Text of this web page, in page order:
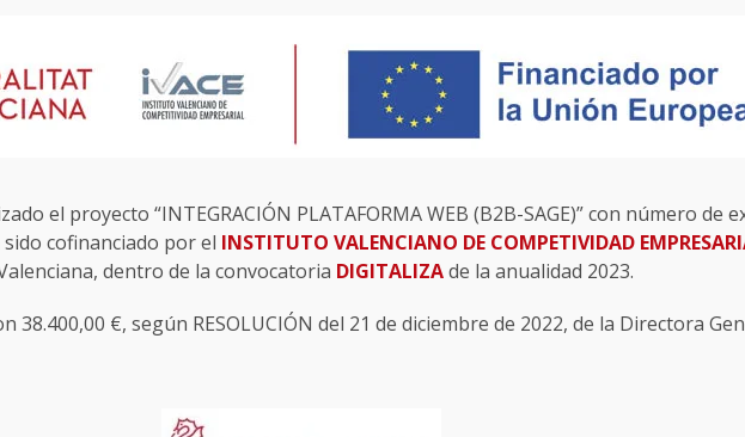
el proyecto “INTEGRACIÓN PLATAFORMA WEB (B2B-SAGE)” con número de
cofinanciado por el INSTITUTO VALENCIANO DE COMPETIVIDAD
dentro de la convocatoria DIGITALIZAde la anualidad 2023.
38.400,00 €, según RESOLUCIÓN del 21 de diciembre de 2022, de la Directora